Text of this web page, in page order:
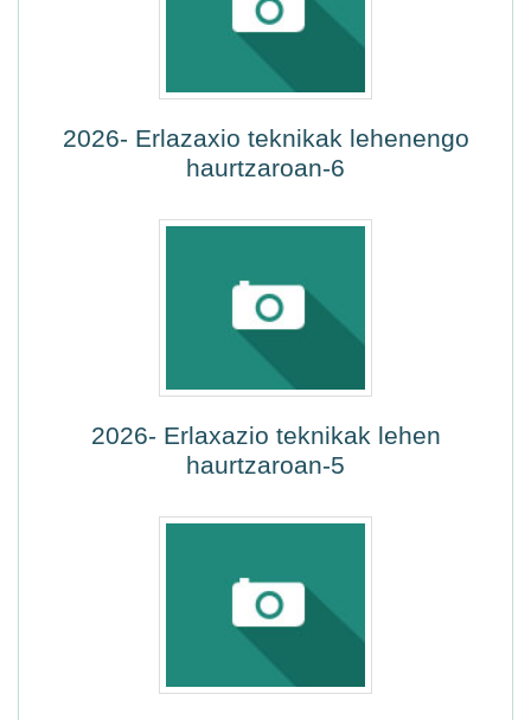
2026- Erlazaxio teknikak lehenengo
haurtzaroan-6
2026- Erlaxazio teknikak lehen
haurtzaroan-5